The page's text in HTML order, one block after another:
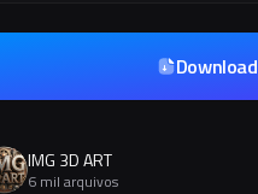
Download
IMG 3D ART
6 mil arquivos